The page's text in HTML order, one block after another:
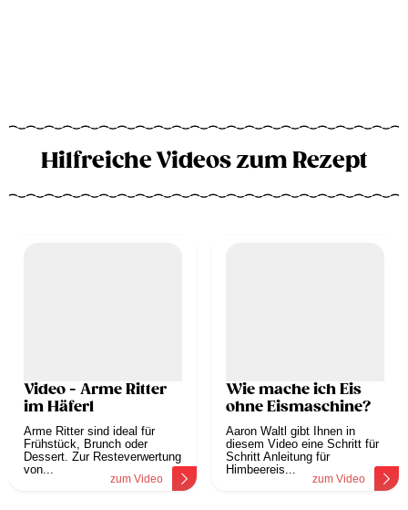
Hilfreiche Videos zum Rezept
Video - Arme Ritter
im Häferl
Arme Ritter sind ideal für
Frühstück, Brunch oder
Dessert. Zur Resteverwertung
von...
zum Video
Wie mache ich Eis
ohne Eismaschine?
Aaron Waltl gibt Ihnen in
diesem Video eine Schritt für
Schritt Anleitung für
Himbeereis...
zum Video